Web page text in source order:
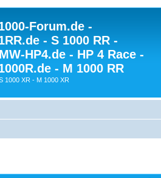
Forum.de -
- S 1000 RR -
HP4.de - HP 4 Race -
- M 1000 RR
1000 XR - M 1000 XR